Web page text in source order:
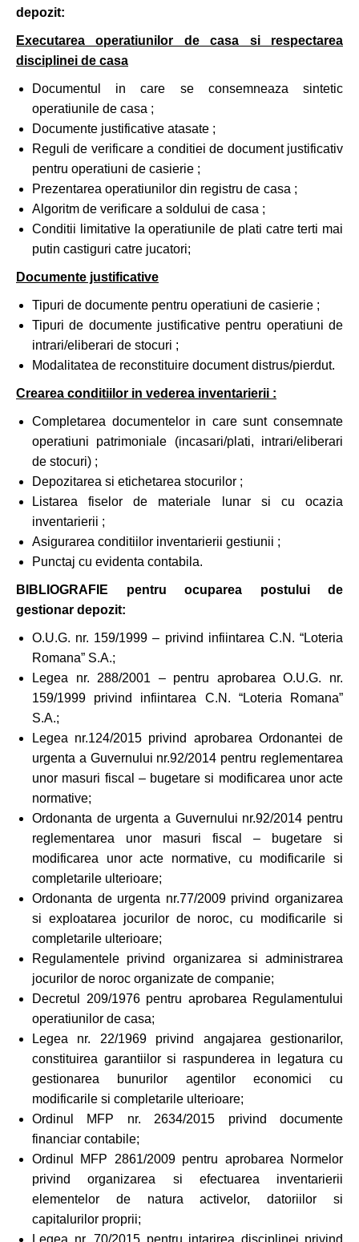
depozit:
Executarea operatiunilor de casa si respectarea
disciplinei de casa
Documentul in care se consemneaza sintetic
operatiunile de casa ;
Documente justificative atasate ;
Reguli de verificare a conditiei de document justificativ
pentru operatiuni de casierie ;
Prezentarea operatiunilor din registru de casa ;
Algoritm de verificare a soldului de casa ;
Conditii limitative la operatiunile de plati catre terti mai
putin castiguri catre jucatori;
Documente justificative
Tipuri de documente pentru operatiuni de casierie ;
Tipuri de documente justificative pentru operatiuni de
intrari/eliberari de stocuri ;
Modalitatea de reconstituire document distrus/pierdut.
Crearea conditiilor in vederea inventarierii :
Completarea documentelor in care sunt consemnate
operatiuni patrimoniale (incasari/plati, intrari/eliberari
de stocuri) ;
Depozitarea si etichetarea stocurilor ;
Listarea fiselor de materiale lunar si cu ocazia
inventarierii ;
Asigurarea conditiilor inventarierii gestiunii ;
Punctaj cu evidenta contabila.
BIBLIOGRAFIE pentru ocuparea postului de
gestionar depozit:
O.U.G. nr. 159/1999 – privind infiintarea C.N. “Loteria
Romana” S.A.;
Legea nr. 288/2001 – pentru aprobarea O.U.G. nr.
159/1999 privind infiintarea C.N. “Loteria Romana”
S.A.;
Legea nr.124/2015 privind aprobarea Ordonantei de
urgenta a Guvernului nr.92/2014 pentru reglementarea
unor masuri fiscal – bugetare si modificarea unor acte
normative;
Ordonanta de urgenta a Guvernului nr.92/2014 pentru
reglementarea unor masuri fiscal – bugetare si
modificarea unor acte normative, cu modificarile si
completarile ulterioare;
Ordonanta de urgenta nr.77/2009 privind organizarea
si exploatarea jocurilor de noroc, cu modificarile si
completarile ulterioare;
Regulamentele privind organizarea si administrarea
jocurilor de noroc organizate de companie;
Decretul 209/1976 pentru aprobarea Regulamentului
operatiunilor de casa;
Legea nr. 22/1969 privind angajarea gestionarilor,
constituirea garantiilor si raspunderea in legatura cu
gestionarea bunurilor agentilor economici cu
modificarile si completarile ulterioare;
Ordinul MFP nr. 2634/2015 privind documente
financiar contabile;
Ordinul MFP 2861/2009 pentru aprobarea Normelor
privind organizarea si efectuarea inventarierii
elementelor de natura activelor, datoriilor si
capitalurilor proprii;
Legea nr. 70/2015 pentru intarirea disciplinei privind